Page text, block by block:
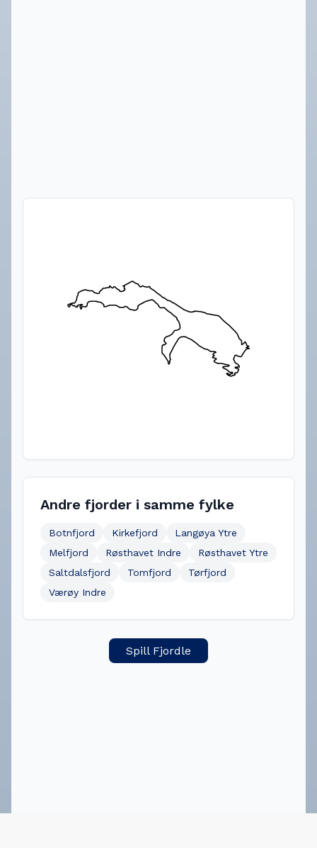
Andre fjorder i samme fylke
Botnfjord Kirkefjord
Langøya Ytre
Melfjord
Røsthavet Indre
Røsthavet Ytre
Saltdalsfjord
Tomfjord
Tørfjord
Værøy Indre
Spill Fjordle